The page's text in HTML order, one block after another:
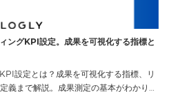
ングKPI設定。成果を可視化する指標と
設定とは？成果を可視化する指標、リ
義まで解説。成果測定の基本がわかりま